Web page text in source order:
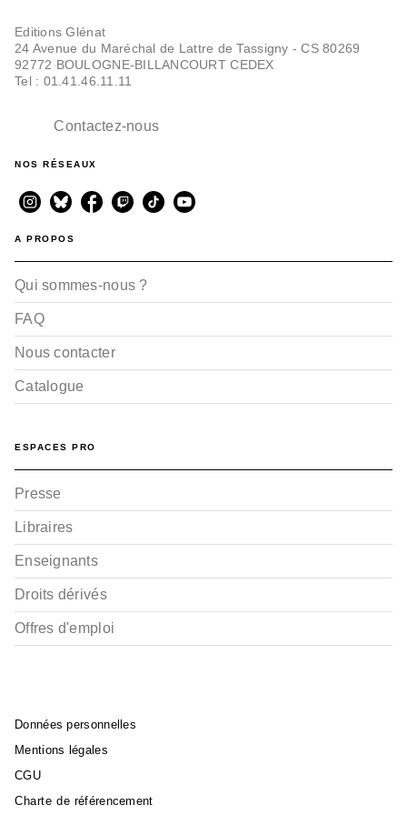
Editions Glénat
24 Avenue du Maréchal de Lattre de Tassigny - CS 80269
92772 BOULOGNE-BILLANCOURT CEDEX
Tel : 01.41.46.11.11
Contactez-nous
NOS RÉSEAUX
A PROPOS
Qui sommes-nous ?
FAQ
Nous contacter
Catalogue
ESPACES PRO
Presse
Libraires
Enseignants
Droits dérivés
Offres d'emploi
Données personnelles
Mentions légales
CGU
Charte de référencement